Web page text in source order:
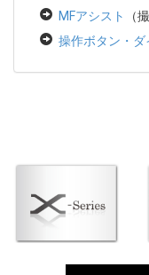
MFアシスト
（
操作ボタン・ダ